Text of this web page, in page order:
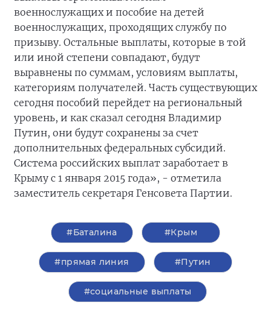
военнослужащих и пособие на детей
военнослужащих, проходящих службу по
призыву. Остальные выплаты, которые в той
или иной степени совпадают, будут
выравнены по суммам, условиям выплаты,
категориям получателей. Часть существующих
сегодня пособий перейдет на региональный
уровень, и как сказал сегодня Владимир
Путин, они будут сохранены за счет
дополнительных федеральных субсидий.
Система российских выплат заработает в
Крыму с 1 января 2015 года», - отметила
заместитель секретаря Генсовета Партии.
#Баталина #Крым
#прямая линия #Путин
#социальные выплаты